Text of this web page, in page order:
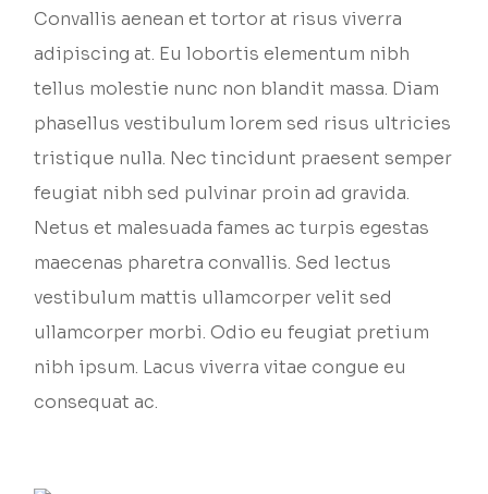
Convallis aenean et tortor at risus viverra
adipiscing at. Eu lobortis elementum nibh
tellus molestie nunc non blandit massa. Diam
phasellus vestibulum lorem sed risus ultricies
tristique nulla. Nec tincidunt praesent semper
feugiat nibh sed pulvinar proin ad gravida.
Netus et malesuada fames ac turpis egestas
maecenas pharetra convallis. Sed lectus
vestibulum mattis ullamcorper velit sed
ullamcorper morbi. Odio eu feugiat pretium
nibh ipsum. Lacus viverra vitae congue eu
consequat ac.